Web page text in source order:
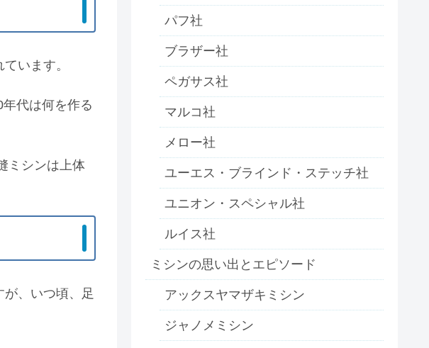
います。
代は何を作る
ミシンは上体
、いつ頃、足
パフ社
ブラザー社
ペガサス社
マルコ社
メロー社
ユーエス・ブラインド・ステッチ社
ユニオン・スペシャル社
ルイス社
ミシンの思い出とエピソード
アックスヤマザキミシン
ジャノメミシン